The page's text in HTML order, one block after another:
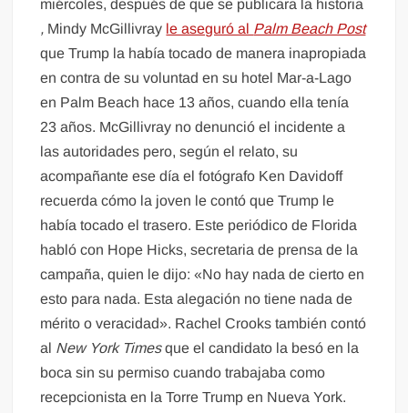
miércoles, después de que se publicara la historia
, Mindy McGillivray le aseguró al Palm Beach Post
que Trump la había tocado de manera inapropiada
en contra de su voluntad en su hotel Mar-a-Lago
en Palm Beach hace 13 años, cuando ella tenía
23 años. McGillivray no denunció el incidente a
las autoridades pero, según el relato, su
acompañante ese día el fotógrafo Ken Davidoff
recuerda cómo la joven le contó que Trump le
había tocado el trasero. Este periódico de Florida
habló con Hope Hicks, secretaria de prensa de la
campaña, quien le dijo: «No hay nada de cierto en
esto para nada. Esta alegación no tiene nada de
mérito o veracidad». Rachel Crooks también contó
al New York Timesque el candidato la besó en la
boca sin su permiso cuando trabajaba como
recepcionista en la Torre Trump en Nueva York.